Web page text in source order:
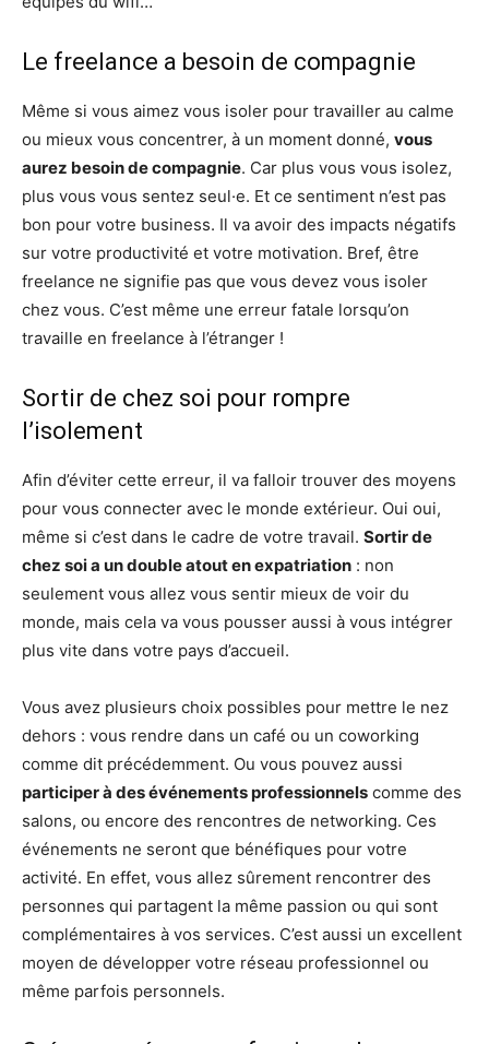
Le freelance a besoin de compagnie
Même si vous aimez vous isoler pour travailler au calme
ou mieux vous concentrer, à un moment donné, vous
aurez besoin de compagnie. Car plus vous vous isolez,
plus vous vous sentez seul·e. Et ce sentiment n’est pas
bon pour votre business. Il va avoir des impacts négatifs
sur votre productivité et votre motivation. Bref, être
freelance ne signifie pas que vous devez vous isoler
chez vous. C’est même une erreur fatale lorsqu’on
travaille en freelance à l’étranger !
Sortir de chez soi pour rompre
l’isolement
Afin d’éviter cette erreur, il va falloir trouver des moyens
pour vous connecter avec le monde extérieur. Oui oui,
même si c’est dans le cadre de votre travail. Sortir de
chez soi a un double atout en expatriation : non
seulement vous allez vous sentir mieux de voir du
monde, mais cela va vous pousser aussi à vous intégrer
plus vite dans votre pays d’accueil.
Vous avez plusieurs choix possibles pour mettre le nez
dehors : vous rendre dans un café ou un coworking
comme dit précédemment. Ou vous pouvez aussi
participer à des événements professionnels comme des
salons, ou encore des rencontres de networking. Ces
événements ne seront que bénéfiques pour votre
activité. En effet, vous allez sûrement rencontrer des
personnes qui partagent la même passion ou qui sont
complémentaires à vos services. C’est aussi un excellent
moyen de développer votre réseau professionnel ou
même parfois personnels.